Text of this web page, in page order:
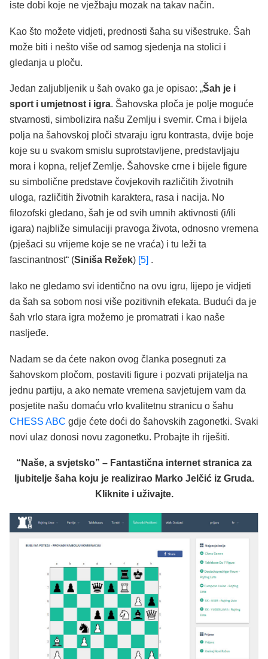
iste dobi koje ne vježbaju mozak na takav način.
Kao što možete vidjeti, prednosti šaha su višestruke. Šah
može biti i nešto više od samog sjedenja na stolici i
gledanja u ploču.
Jedan zaljubljenik u šah ovako ga je opisao: „Šah je i
sport i umjetnost i igra. Šahovska ploča je polje moguće
stvarnosti, simbolizira našu Zemlju i svemir. Crna i bijela
polja na šahovskoj ploči stvaraju igru kontrasta, dvije boje
koje su u svakom smislu suprotstavljene, predstavljaju
mora i kopna, reljef Zemlje. Šahovske crne i bijele figure
su simbolične predstave čovjekovih različitih životnih
uloga, različitih životnih karaktera, rasa i nacija. No
filozofski gledano, šah je od svih umnih aktivnosti (i/ili
igara) najbliže simulaciji pravoga života, odnosno vremena
(pješaci su vrijeme koje se ne vraća) i tu leži ta
fascinantnost“ (Siniša Režek) [5] .
Iako ne gledamo svi identično na ovu igru, lijepo je vidjeti
da šah sa sobom nosi više pozitivnih efekata. Budući da je
šah vrlo stara igra možemo je promatrati i kao naše
nasljeđe.
Nadam se da ćete nakon ovog članka posegnuti za
šahovskom pločom, postaviti figure i pozvati prijatelja na
jednu partiju, a ako nemate vremena savjetujem vam da
posjetite našu domaću vrlo kvalitetnu stranicu o šahu
CHESS ABC gdje ćete doći do šahovskih zagonetki. Svaki
novi ulaz donosi novu zagonetku. Probajte ih riješiti.
“Naše, a svjetsko” – Fantastična internet stranica za
ljubitelje šaha koju je realizirao Marko Jelčić iz Gruda.
Kliknite i uživajte.